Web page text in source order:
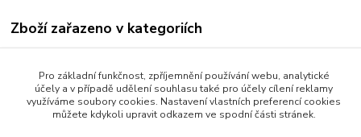
Zboží zařazeno v kategoriích
Jídelní stoly rozkládací
Pro základní funkčnost, zpříjemnění používání webu, analytické
účely a v případě udělení souhlasu také pro účely cílení reklamy
využíváme soubory cookies. Nastavení vlastních preferencí cookies
můžete kdykoli upravit odkazem ve spodní části stránek.